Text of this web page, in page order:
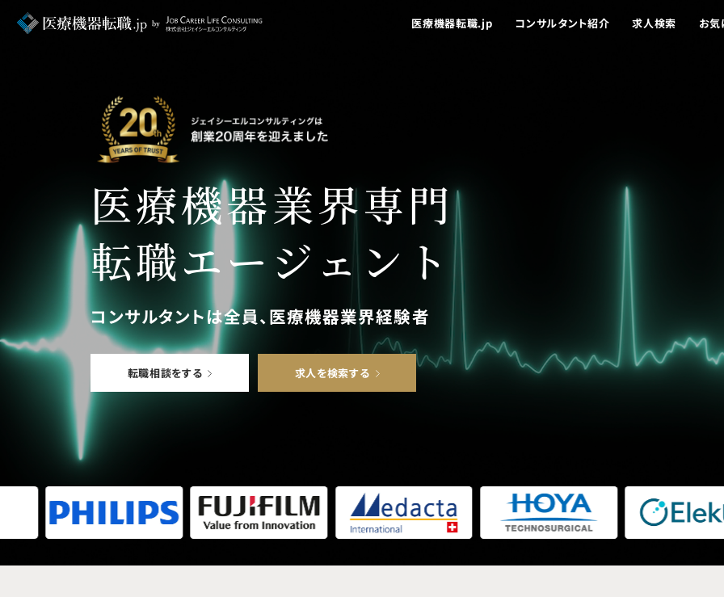
医療機器転職.jp コンサルタント紹介 求人検索 お気
医療機器業界専門
転職エージェント
コンサルタントは全員、医療機器業界経験者
転職相談をする 求人を検索する